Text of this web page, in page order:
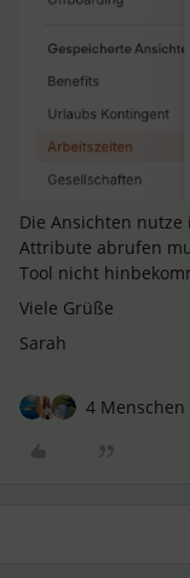
Die Ansichten
Attribute abrufen
Tool nicht
Viele Grüße
Sarah
4